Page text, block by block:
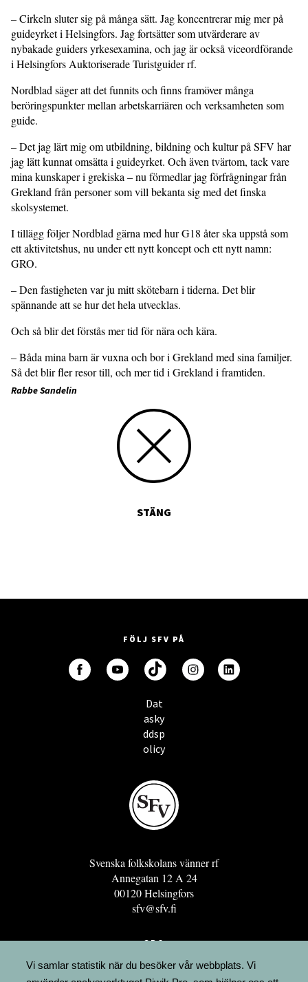
– Cirkeln sluter sig på många sätt. Jag koncentrerar mig mer på
guideyrket i Helsingfors. Jag fortsätter som utvärderare av
nybakade guiders yrkesexamina, och jag är också viceordförande
i Helsingfors Auktoriserade Turistguider rf.
Nordblad säger att det funnits och finns framöver många
beröringspunkter mellan arbetskarriären och verksamheten som
guide.
– Det jag lärt mig om utbildning, bildning och kultur på SFV har
jag lätt kunnat omsätta i guideyrket. Och även tvärtom, tack vare
mina kunskaper i grekiska – nu förmedlar jag förfrågningar från
Grekland från personer som vill bekanta sig med det finska
skolsystemet.
I tillägg följer Nordblad gärna med hur G18 åter ska uppstå som
ett aktivitetshus, nu under ett nytt koncept och ett nytt namn:
GRO.
– Den fastigheten var ju mitt skötebarn i tiderna. Det blir
spännande att se hur det hela utvecklas.
Och så blir det förstås mer tid för nära och kära.
– Båda mina barn är vuxna och bor i Grekland med sina familjer.
Så det blir fler resor till, och mer tid i Grekland i framtiden.
Rabbe Sandelin
STÄNG
FÖLJ SFV PÅ
Dat
asky
ddsp
olicy
Svenska folkskolans vänner rf
Annegatan 12 A 24
00120 Helsingfors
sfv@sfv.fi
GRO
FÖRENINGSRESURSEN
Vi samlar statistik när du besöker vår webbplats. Vi